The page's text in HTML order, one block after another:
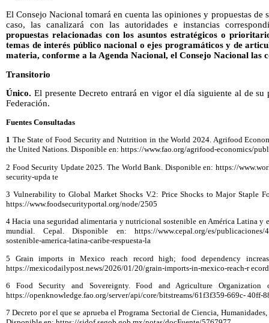
El Consejo Nacional tomará en cuenta las opiniones y propuestas
caso, las canalizará con las autoridades e instancias
propuestas relacionadas con los asuntos estratégicos o
temas de interés público nacional o ejes programáticos y de
materia, conforme a la Agenda Nacional, el Consejo Nacional las
Transitorio
Único. El presente Decreto entrará en vigor el día siguiente al de
Federación.
Fuentes Consultadas
1 The State of Food Security and Nutrition in the World 2024. Agrifood
the United Nations. Disponible en: https://www.fao.org/agrifood-economics/
2 Food Security Update 2025. The World Bank. Disponible en: https://
security-upda te
3 Vulnerability to Global Market Shocks V.2: Price Shocks to Major Staple
https://www.foodsecurityportal.org/node/2505
4 Hacia una seguridad alimentaria y nutricional sostenible en América Latina y
mundial. Cepal. Disponible en: https://www.cepal.org/es/publicaciones/
sostenible-america-latina-caribe-respuesta-la
5 Grain imports in Mexico reach record high; food dependency
https://mexicodailypost.news/2026/01/20/grain-imports-in-mexico-reach-r
6 Food Security and Sovereignty. Food and Agriculture
https://openknowledge.fao.org/server/api/core/bitstreams/61f3f359-669c- 40ff-
7 Decreto por el que se aprueba el Programa Sectorial de Ciencia,